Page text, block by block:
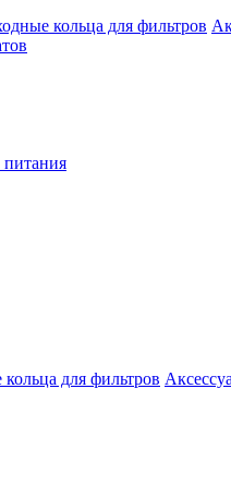
кольца для фильтров
для фильтров